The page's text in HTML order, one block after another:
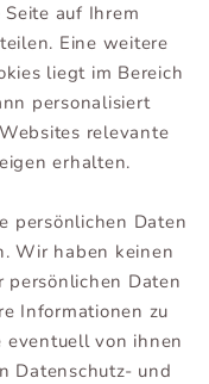
auf Ihrem
Eine weitere
liegt im Bereich
personalisiert
relevante
erhalten.
persönlichen Daten
Wir haben keinen
persönlichen Daten
Informationen zu
eventuell von ihnen
Datenschutz- und